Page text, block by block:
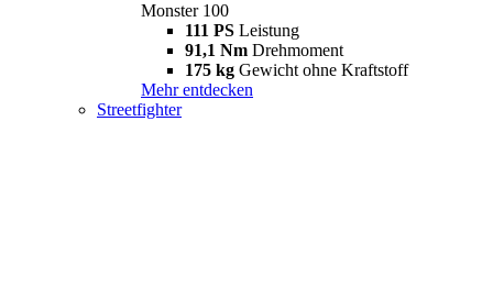
Monster 100
111 PS Leistung
91,1 Nm Drehmoment
175 kg Gewicht ohne Kraftstoff
Mehr entdecken
Streetfighter